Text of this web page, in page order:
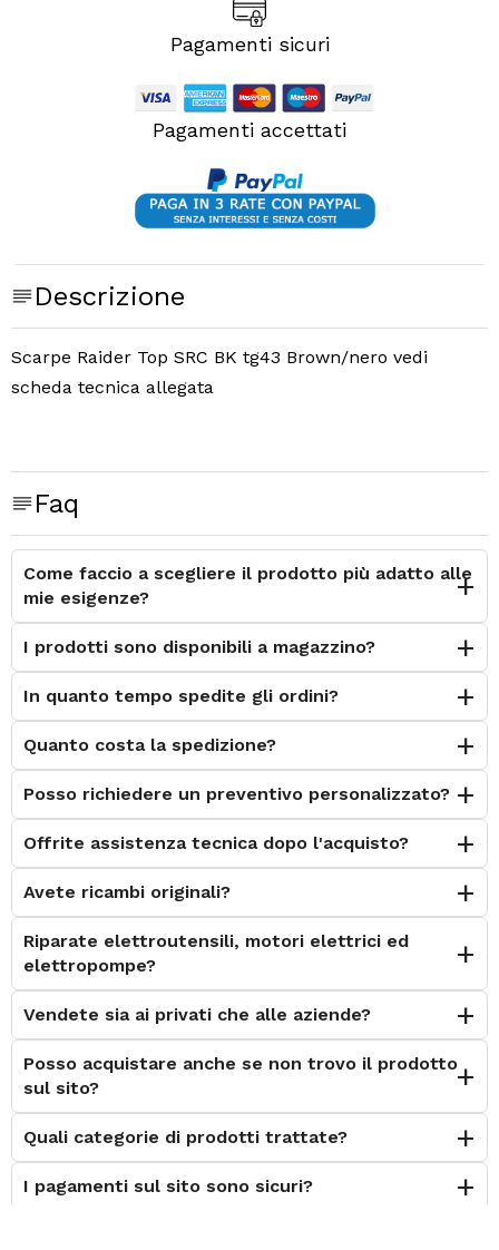
Pagamenti sicuri
Pagamenti accettati
Descrizione
Scarpe Raider Top SRC BK tg43 Brown/nero vedi
scheda tecnica allegata
Faq
Come faccio a scegliere il prodotto più adatto alle
mie esigenze?
I prodotti sono disponibili a magazzino?
In quanto tempo spedite gli ordini?
Quanto costa la spedizione?
Posso richiedere un preventivo personalizzato?
Offrite assistenza tecnica dopo l'acquisto?
Avete ricambi originali?
Riparate elettroutensili, motori elettrici ed
elettropompe?
Vendete sia ai privati che alle aziende?
Posso acquistare anche se non trovo il prodotto
sul sito?
Quali categorie di prodotti trattate?
I pagamenti sul sito sono sicuri?